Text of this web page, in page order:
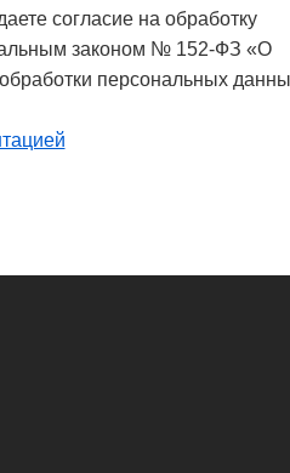
согласие на обработку
законом № 152-ФЗ «О
персональных